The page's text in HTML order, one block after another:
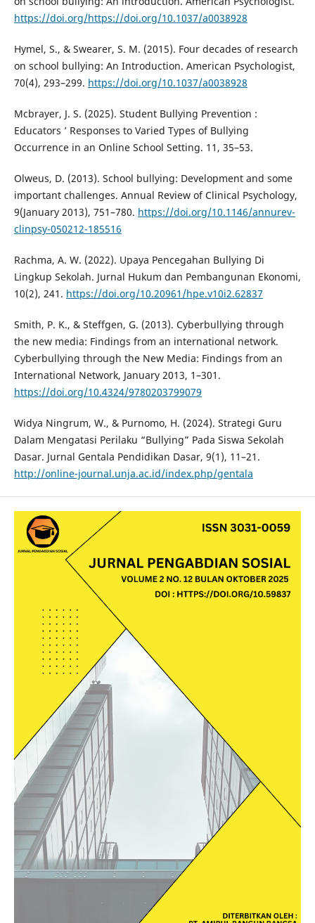
https://doi.org/https://doi.org/10.1037/a0038928
Hymel, S., & Swearer, S. M. (2015). Four decades of research
on school bullying: An Introduction. American Psychologist,
70(4), 293–299. https://doi.org/10.1037/a0038928
Mcbrayer, J. S. (2025). Student Bullying Prevention :
Educators ’ Responses to Varied Types of Bullying
Occurrence in an Online School Setting. 11, 35–53.
Olweus, D. (2013). School bullying: Development and some
important challenges. Annual Review of Clinical Psychology,
9(January 2013), 751–780. https://doi.org/10.1146/annurev-
clinpsy-050212-185516
Rachma, A. W. (2022). Upaya Pencegahan Bullying Di
Lingkup Sekolah. Jurnal Hukum dan Pembangunan Ekonomi,
10(2), 241. https://doi.org/10.20961/hpe.v10i2.62837
Smith, P. K., & Steffgen, G. (2013). Cyberbullying through
the new media: Findings from an international network.
Cyberbullying through the New Media: Findings from an
International Network, January 2013, 1–301.
https://doi.org/10.4324/9780203799079
Widya Ningrum, W., & Purnomo, H. (2024). Strategi Guru
Dalam Mengatasi Perilaku “Bullying” Pada Siswa Sekolah
Dasar. Jurnal Gentala Pendidikan Dasar, 9(1), 11–21.
http://online-journal.unja.ac.id/index.php/gentala